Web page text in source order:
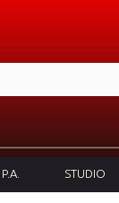
P.A. STUDIO